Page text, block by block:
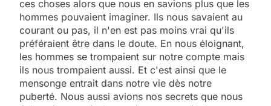
ces choses alors que nous en savions plus que les
hommes pouvaient imaginer. Ils nous savaient au
courant ou pas, il n'en est pas moins vrai qu'ils
préféraient être dans le doute. En nous éloignant,
les hommes se trompaient sur notre compte mais
ils nous trompaient aussi. Et c'est ainsi que le
mensonge entrait dans notre vie dès notre
puberté. Nous aussi avions nos secrets que nous